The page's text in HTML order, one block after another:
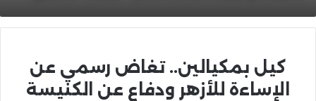
كيل بمكيالين.. تغاض رسمي عن
الإساءة للأزهر ودفاع عن الكنيسة